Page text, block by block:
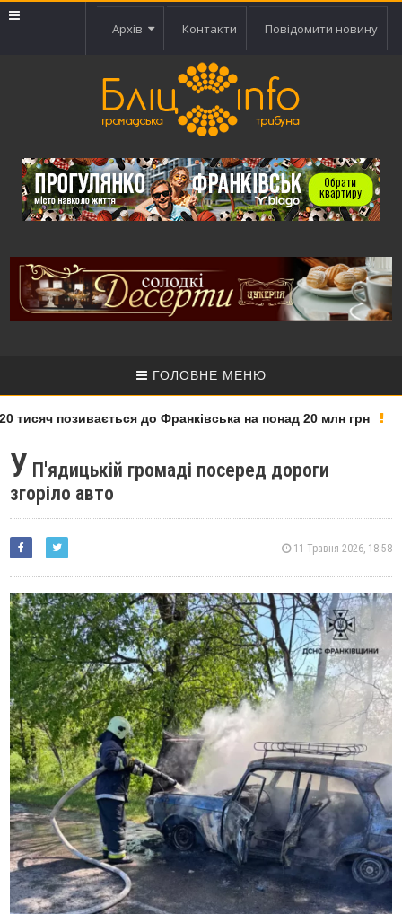
Архів Контакти Повідомити новину
ГОЛОВНЕ МЕНЮ
позивається до Франківська на понад 20 млн грн
У П'ядицькій громаді посеред дороги
згоріло авто
11 Травня 2026, 18:58